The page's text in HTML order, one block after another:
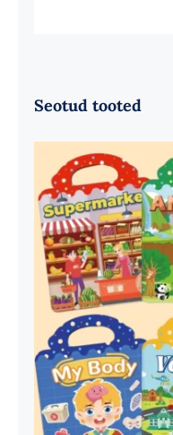
Seotud tooted